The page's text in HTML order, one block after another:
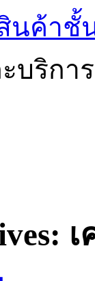
นค้า
บริกา